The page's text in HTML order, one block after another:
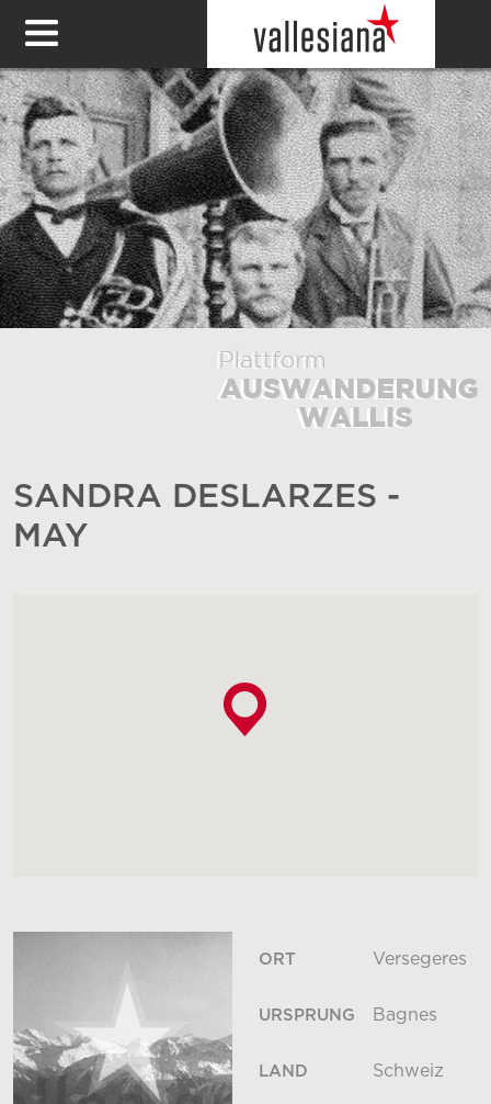
SANDRA DESLARZES -
MAY
ORT Versegeres
URSPRUNG Bagnes
LAND Schweiz